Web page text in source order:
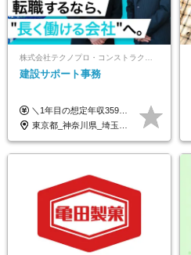
株式会社テクノプロ・コンストラクション
建設サポート事務
＼1年目の想定年収359万円～407万円／ 下記(1)～(3)のいずれかを、ご希望や適性を考慮したうえで決定します。 (1)月給23万1,000円＋賞与年2回（計2ヶ月分） (2)月給26万5,000円＋賞与なし （一律支給の業績手当6万6,200円を含む） (3)月給29万5,675円＋賞与なし （一律支給の業績手当6万6,200円＋固定残業手当15時間分／3万675円を含む※超過分は別途支給） ▼(3)の場合の入社時研修中の給与 月給26万5,000円＋賞与なし （一律支給の業績手当6万6,200円を含む） ※試用期間は2ヶ月間です。 期間中の給与・待遇に変更はありません。
東京都_神奈川県_埼玉県_千葉県_大阪府_愛知県_北海道_青森県_岩手県_宮城県_秋田県_山形県_福島県_茨城県_栃木県_群馬県_新潟県_山梨県_長野県_富山県_石川県_福井県_静岡県_岐阜県_三重県_兵庫県_京都府_滋賀県_奈良県_和歌山県_広島県_岡山県_鳥取県_島根県_山口県_徳島県_香川県_愛媛県_高知県_福岡県_熊本県_佐賀県_長崎県_大分県_宮崎県_鹿児島県_沖縄県